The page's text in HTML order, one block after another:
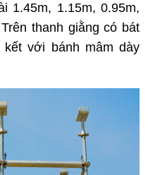
1.45m, 1.15m, 0.95m,
thanh giằng có bát
với bánh mâm dày